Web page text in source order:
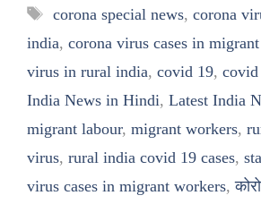
Tags
corona special news, corona
india, corona virus cases in
virus in rural india, covid 19,
India News in Hindi, Latest India
migrant labour, migrant workers,
virus, rural india covid 19 cases,
virus cases in migrant workers,